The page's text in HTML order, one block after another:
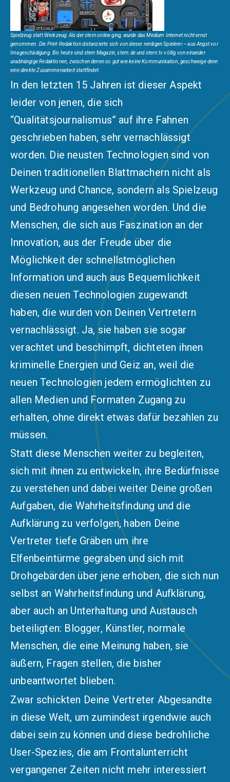
Spielzeug statt Werkzeug: Als der stern online ging, wurde das Medium Internet nicht ernst
genommen. Die Print-Redaktion distanzierte sich von dieser nerdigen Spielerei – aus Angst vor
Imageschädigung. Bis heute sind stern Magazin, stern.de und stern.tv völlig von einander
unabhängige Redaktionen, zwischen denen so gut wie keine Kommunikation, geschweige denn
eine direkte Zusammenarbeit stattfindet.
In den letzten 15 Jahren ist dieser Aspekt
leider von jenen, die sich
“Qualitätsjournalismus” auf ihre Fahnen
geschrieben haben, sehr vernachlässigt
worden. Die neusten Technologien sind von
Deinen traditionellen Blattmachern nicht als
Werkzeug und Chance, sondern als Spielzeug
und Bedrohung angesehen worden. Und die
Menschen, die sich aus Faszination an der
Innovation, aus der Freude über die
Möglichkeit der schnellstmöglichen
Information und auch aus Bequemlichkeit
diesen neuen Technologien zugewandt
haben, die wurden von Deinen Vertretern
vernachlässigt. Ja, sie haben sie sogar
verachtet und beschimpft, dichteten ihnen
kriminelle Energien und Geiz an, weil die
neuen Technologien jedem ermöglichten zu
allen Medien und Formaten Zugang zu
erhalten, ohne direkt etwas dafür bezahlen zu
müssen.
Statt diese Menschen weiter zu begleiten,
sich mit ihnen zu entwickeln, ihre Bedürfnisse
zu verstehen und dabei weiter Deine großen
Aufgaben, die Wahrheitsfindung und die
Aufklärung zu verfolgen, haben Deine
Vertreter tiefe Gräben um ihre
Elfenbeintürme gegraben und sich mit
Drohgebärden über jene erhoben, die sich nun
selbst an Wahrheitsfindung und Aufklärung,
aber auch an Unterhaltung und Austausch
beteiligten: Blogger, Künstler, normale
Menschen, die eine Meinung haben, sie
äußern, Fragen stellen, die bisher
unbeantwortet blieben.
Zwar schickten Deine Vertreter Abgesandte
in diese Welt, um zumindest irgendwie auch
dabei sein zu können und diese bedrohliche
User-Spezies, die am Frontalunterricht
vergangener Zeiten nicht mehr interessiert